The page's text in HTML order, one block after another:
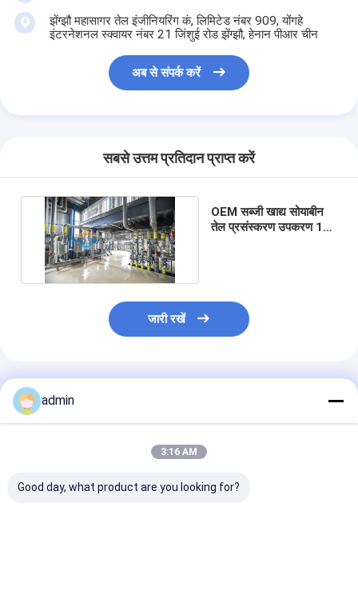
झेंग्झौ महासागर तेल इंजीनियरिंग कं, लिमिटेड नंबर 909, योंगहे
इंटरनेशनल स्क्वायर नंबर 21 जिंशुई रोड झेंग्झौ, हेनान पीआर चीन
अब से संपर्क करें
सबसे उत्तम प्रतिदान प्राप्त करें
OEM सब्जी खाद्य सोयाबीन
तेल प्रसंस्करण उपकरण 10
जारी रखें
अनुशंसित उत्पाद
admin
3:16 AM
Good day, what product are you looking for?